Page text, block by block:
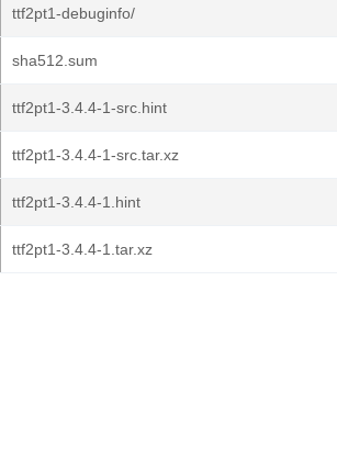
ttf2pt1-debuginfo/
sha512.sum
ttf2pt1-3.4.4-1-src.hint
ttf2pt1-3.4.4-1-src.tar.xz
ttf2pt1-3.4.4-1.hint
ttf2pt1-3.4.4-1.tar.xz